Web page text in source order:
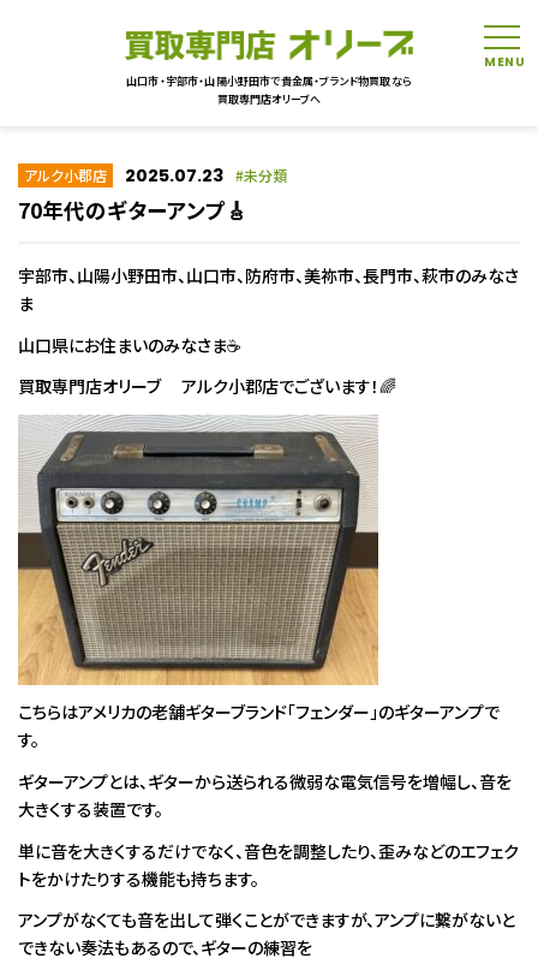
山口市・宇部市・山陽小野田市で貴金属・ブランド物買取なら
買取専門店オリーブへ
アルク小郡店 2025.07.23 未分類
70年代のギターアンプ🎸
宇部市、山陽小野田市、山口市、防府市、美祢市、長門市、萩市のみなさ
ま
山口県にお住まいのみなさま☕
買取専門店オリーブ アルク小郡店でございます！🌈
こちらはアメリカの老舗ギターブランド「フェンダー」のギターアンプで
す。
ギターアンプとは、ギターから送られる微弱な電気信号を増幅し、音を
大きくする装置です。
単に音を大きくするだけでなく、音色を調整したり、歪みなどのエフェク
トをかけたりする機能も持ちます。
アンプがなくても音を出して弾くことができますが、アンプに繋がないと
できない奏法もあるので、ギターの練習を